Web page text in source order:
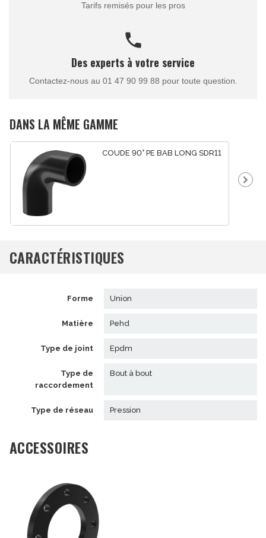
Tarifs remisés pour les pros
call
Des experts à votre service
Contactez-nous au 01 47 90 99 88 pour toute question.
DANS LA MÊME GAMME
COUDE 90° PE BAB LONG SDR11
CARACTÉRISTIQUES
forme union
matière pehd
type de joint epdm
type de
raccordement
bout à bout
type de réseau pression
ACCESSOIRES